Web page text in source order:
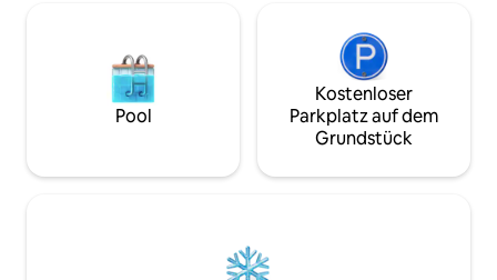
Pool
Kostenloser
Parkplatz auf dem
Grundstück